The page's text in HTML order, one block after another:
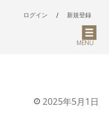
ログイン / 新規登録
MENU
2025年5月1日